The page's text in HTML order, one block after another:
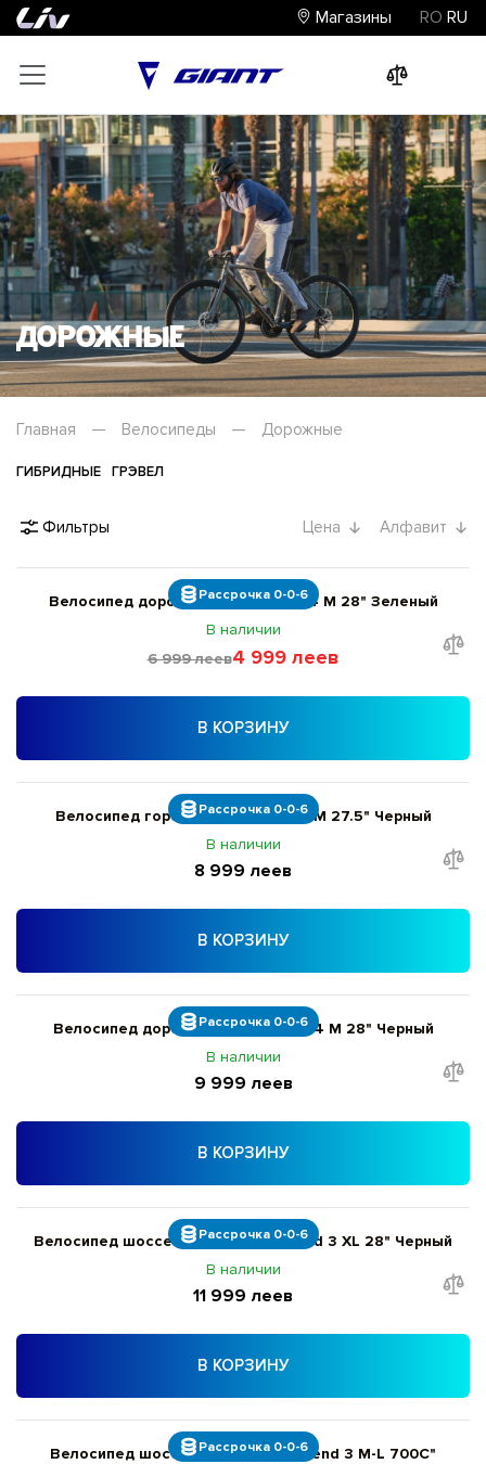
Магазины RO RU
Дорожные
Главная — Велосипеды — Дорожные
ГИБРИДНЫЕ ГРЭВЕЛ
Фильтры Цена Алфавит
Рассрочка 0-0-6
Велосипед дорожный Liv Flourish 4 M 28" Зеленый
В наличии
6 999 леев4 999 леев
В КОРЗИНУ
Рассрочка 0-0-6
Велосипед городской Liv BeLiv F M 27.5" Черный
В наличии
8 999 леев
В КОРЗИНУ
Рассрочка 0-0-6
Велосипед дорожный Giant Roam 4 M 28" Черный
В наличии
9 999 леев
В КОРЗИНУ
Рассрочка 0-0-6
Велосипед шоссейный Giant Contend 3 XL 28" Черный
В наличии
11 999 леев
В КОРЗИНУ
Рассрочка 0-0-6
Велосипед шоссейный Giant Contend 3 M-L 700C"